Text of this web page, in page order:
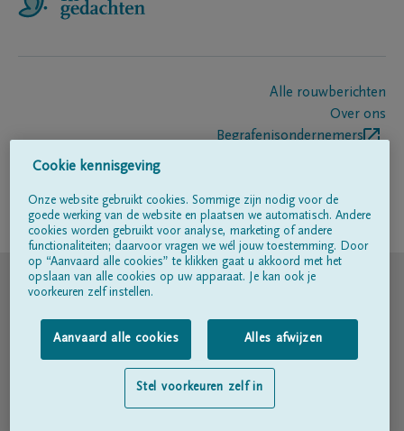
Alle rouwberichten
Over ons
Begrafenisondernemers
Volg ons op
© DELA
Gebruiksvoorwaarden
Privacyverklaring
Toegankelijkheidsverklaring
Cookie kennisgeving
Onze website gebruikt cookies. Sommige zijn nodig voor de
goede werking van de website en plaatsen we automatisch. Andere
cookies worden gebruikt voor analyse, marketing of andere
functionaliteiten; daarvoor vragen we wél jouw toestemming. Door
op “Aanvaard alle cookies” te klikken gaat u akkoord met het
opslaan van alle cookies op uw apparaat. Je kan ook je
voorkeuren zelf instellen.
Aanvaard alle cookies Alles afwijzen
Stel voorkeuren zelf in